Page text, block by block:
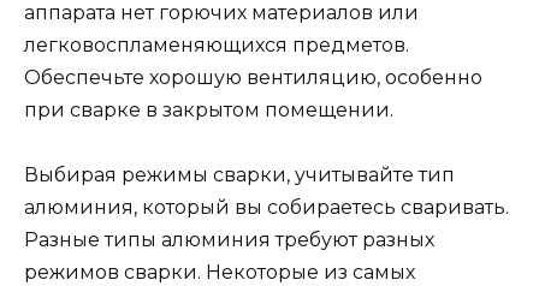
аппарата нет горючих материалов или
легковоспламеняющихся предметов.
Обеспечьте хорошую вентиляцию, особенно
при сварке в закрытом помещении.
Выбирая режимы сварки, учитывайте тип
алюминия, который вы собираетесь сваривать.
Разные типы алюминия требуют разных
режимов сварки. Некоторые из самых